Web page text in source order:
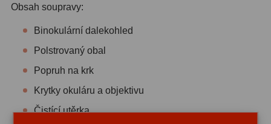
Azimutálne AZ5
Equatoriálne EQ 19
Statívy a piliere3
Tubusové kruhy10
Obsah soupravy:
Binokulární dalekohled
Polstrovaný obal
Popruh na krk
Krytky okuláru a objektivu
Čistící utěrka